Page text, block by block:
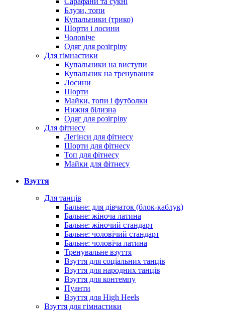
Блузи, топи
Купальники (трико)
Шорти і лосини
Чоловіче
Одяг для розігріву
Для гімнастики
Купальники на виступи
Купальник на тренування
Лосини
Шорти
Майки, топи і футболки
Нижня білизна
Одяг для розігріву
Для фітнесу
Легінси для фітнесу
Шорти для фітнесу
Топ для фітнесу
Майки для фітнесу
Взуття
Для танців
Бальне: для дівчаток (блок-каблук)
Бальне: жіноча латина
Бальне: жіночий стандарт
Бальне: чоловічий стандарт
Бальне: чоловіча латина
Тренувальне взуття
Взуття для соціальних танців
Взуття для народних танців
Взуття для контемпу
Пуанти
Взуття для High Heels
Взуття для гімнастики